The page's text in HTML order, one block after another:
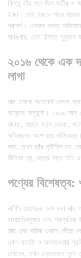
কিন্তু তাঁর মনে ছিল মাটির ও
ইচ্ছা। সেই ইচ্ছার পালে
পরামর্শ। একজন মৎস্য
আঙিনায়, চেনা চিলতে পুকুরের
২০১৬ থেকে এক
লাগা
মাছ চাষকে অনেকেই কেবল
আনন্দের অনুভূতি। ২০১৬ সাল
যাওয়া, মাছের যত্ন নেওয়া,
অবিচ্ছেদ্য অংশ হয়ে
করে, তখন তাঁর সৃষ্টিশীল মন
জীবিকা নয়, জলের সাথে তাঁর
পণ্যের বিশেষত্ব:
নার্গিস হোসেনের চাষ করা
রাসায়নিকমুক্ত এবং প্রাকৃতিক
মাছ এবং সঠিক ওজনে পৌঁছে
রোগ-বালাই ও আবহাওয়ার
তোলেন, তখন ক্রেতাদের মুখে